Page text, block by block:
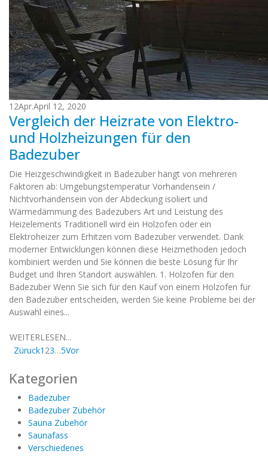
12Apr.April 12, 2020
Vergleich der Heizrate von Elektro-
und Holzheizungen für den
Badezuber
Die Heizgeschwindigkeit in Badezuber hängt von mehreren
Faktoren ab: Umgebungstemperatur Vorhandensein /
Nichtvorhandensein von der Abdeckung isoliert und
Wärmedämmung des Badezubers Art und Leistung des
Heizelements Traditionell wird ein Holzofen oder ein
Elektroheizer zum Erhitzen vom Badezuber verwendet. Dank
moderner Entwicklungen können diese Heizmethoden jedoch
kombiniert werden und Sie können die beste Lösung für Ihr
Budget und Ihren Standort auswählen. 1. Holzofen für den
Badezuber Wenn Sie sich für den Kauf von einem Holzofen für
den Badezuber entscheiden, werden Sie keine Probleme bei der
Auswahl eines...
WEITERLESEN...
Züruck1 23…5Vor
Kategorien
Badezuber
Badezuber Zubehör
Sauna Zubehör
Saunafass
Verschiedenes